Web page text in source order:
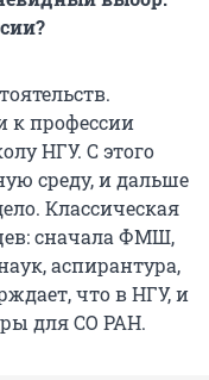
к профессии
НГУ. С этого
среду, и дальше
Классическая
сначала ФМШ,
аспирантура,
что в НГУ, и
для СО РАН.